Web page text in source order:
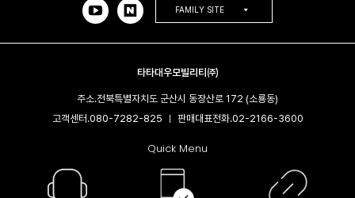
FAMILY SITE
타타대우모빌리티㈜
주소.전북특별자치도 군산시 동장산로 172 (소룡동)
고객센터.080-7282-825 | 판매대표전화.02-2166-3600​
Quick Menu